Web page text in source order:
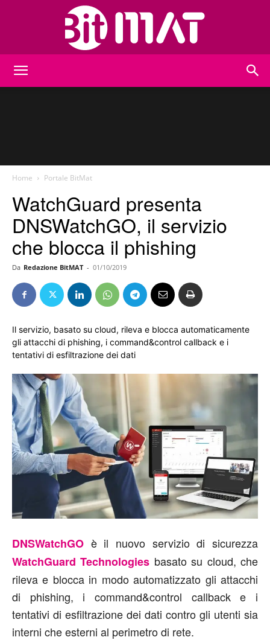
Home Portale BitMat
WatchGuard presenta
DNSWatchGO, il servizio
che blocca il phishing
Da Redazione BitMAT - 01/10/2019
Il servizio, basato su cloud, rileva e blocca automaticamente
gli attacchi di phishing, i command&control callback e i
tentativi di esfiltrazione dei dati
DNSWatchGO è il nuovo servizio di sicurezza
WatchGuard Technologies basato su cloud, che
rileva e blocca in modo automatizzato gli attacchi
di phishing, i command&control callback e i
tentativi di esfiltrazione dei dati contro gli utenti sia
interni che esterni al perimetro di rete.